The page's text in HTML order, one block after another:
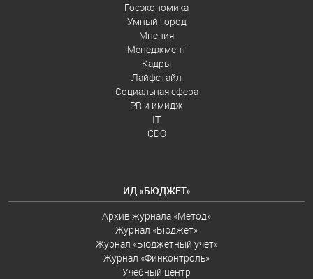
Госэкономика
Умный город
Мнения
Менеджмент
Кадры
Лайфстайл
Социальная сфера
PR и имидж
IT
CDO
ИД «БЮДЖЕТ»
Архив журнала «Метод»
Журнал «Бюджет»
Журнал «Бюджетный учет»
Журнал «Финконтроль»
Учебный центр